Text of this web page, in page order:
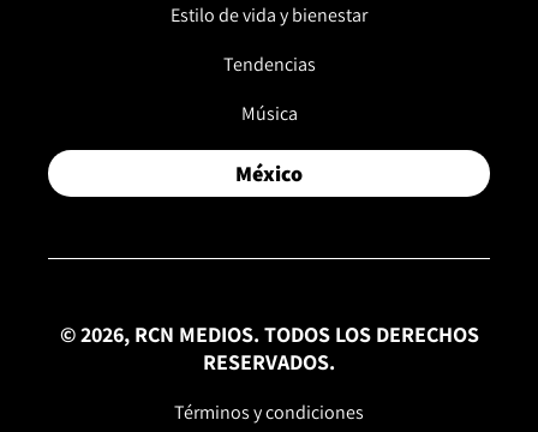
Estilo de vida y bienestar
Tendencias
Música
México
© 2026, RCN MEDIOS. TODOS LOS DERECHOS
RESERVADOS.
Términos y condiciones